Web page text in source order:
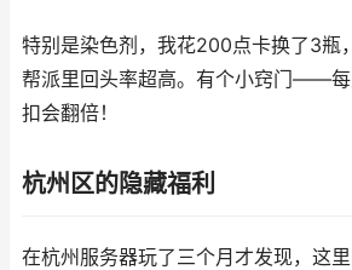
特别是染色剂，我花200点卡换了3瓶
帮派里回头率超高。有个小窍门——
扣会翻倍！
杭州区的隐藏福利
在杭州服务器玩了三个月才发现，这